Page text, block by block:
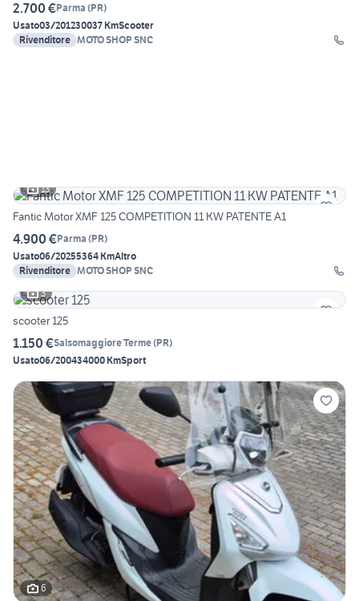
2.700 €Parma (PR)
Usato03/201230037 KmScooter
Rivenditore MOTO SHOP SNC
13
Fantic Motor XMF 125 COMPETITION 11 KW PATENTE A1
4.900 €Parma (PR)
Usato06/20255364 KmAltro
Rivenditore MOTO SHOP SNC
3
scooter 125
1.150 €Salsomaggiore Terme(PR)
Usato06/200434000 KmSport
6